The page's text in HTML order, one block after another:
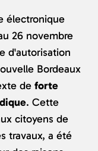
électronique
26 novembre
d'autorisation
Bordeaux
de forte
. Cette
citoyens de
travaux, a été